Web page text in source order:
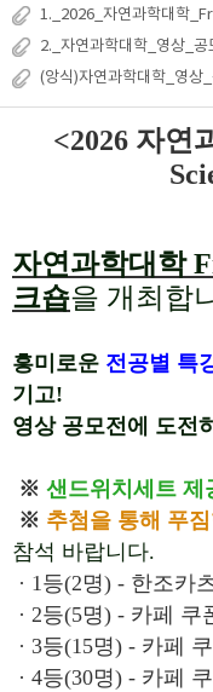
2._자연과학대학_영상_
(앙식)자연과학대학_영
<2026 자연
자연과학대학
크숍을 개최합
흥미로운 전공별 특
기고!
영상 공모전에 도전
※ 샌드위치세트 제
※ 추첨을 통해 푸
참석 바랍니다.
· 1등(2명) - 한조카
· 2등(5명) - 카페
· 3등(15명) - 카페
· 4등(30명) - 카페